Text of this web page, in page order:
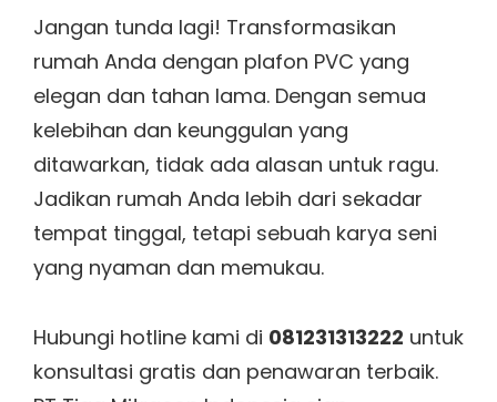
Jangan tunda lagi! Transformasikan
rumah Anda dengan plafon PVC yang
elegan dan tahan lama. Dengan semua
kelebihan dan keunggulan yang
ditawarkan, tidak ada alasan untuk ragu.
Jadikan rumah Anda lebih dari sekadar
tempat tinggal, tetapi sebuah karya seni
yang nyaman dan memukau.
Hubungi hotline kami di 081231313222 untuk
konsultasi gratis dan penawaran terbaik.